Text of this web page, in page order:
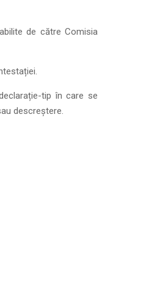
de către Comisia
tip în care se
descreștere.